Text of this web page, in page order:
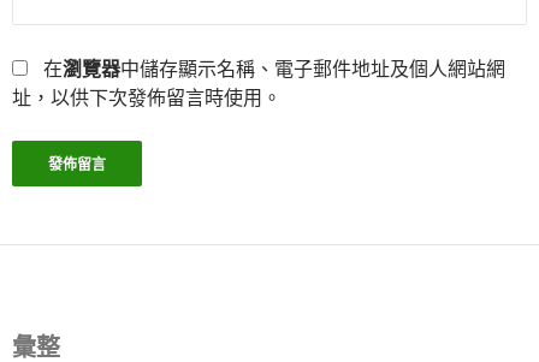
在瀏覽器中儲存顯示名稱、電子郵件地址及個人網站網
址，以供下次發佈留言時使用。
彙整